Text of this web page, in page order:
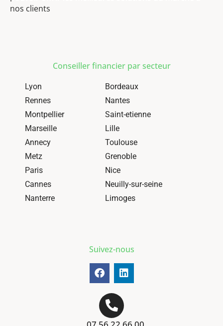
nos clients
Conseiller financier par secteur
Lyon
Bordeaux
Rennes
Nantes
Montpellier
Saint-etienne
Marseille
Lille
Annecy
Toulouse
Metz
Grenoble
Paris
Nice
Cannes
Neuilly-sur-seine
Nanterre
Limoges
Suivez-nous